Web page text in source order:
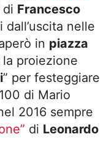
di Francesco
nelle
in piazza
proiezione
” per festeggiare
di Mario
2016 sempre
di Leonardo